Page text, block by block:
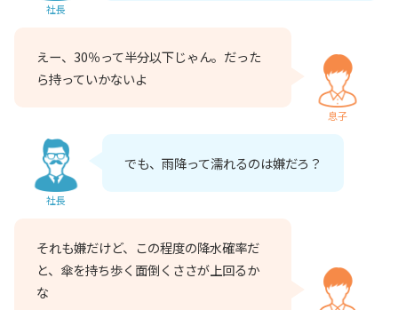
社長
えー、30％って半分以下じゃん。だった
ら持っていかないよ
息子
社長
でも、雨降って濡れるのは嫌だろ？
それも嫌だけど、この程度の降水確率だ
と、傘を持ち歩く面倒くささが上回るか
な